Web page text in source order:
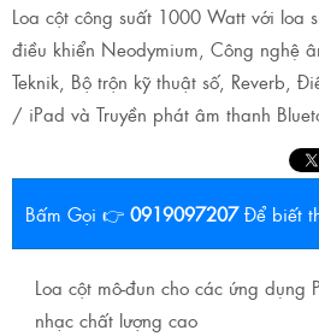
Loa cột công suất 1000 Watt với loa
điều khiển Neodymium, Công nghệ
Teknik, Bộ trộn kỹ thuật số, Reverb,
/ iPad và Truyền phát âm thanh
Bấm Gọi 👉 0919097207 Để biết
Loa cột mô-đun cho các ứng dụng
nhạc chất lượng cao